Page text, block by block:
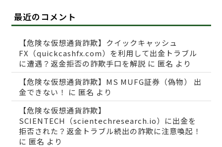
最近のコメント
【危険な仮想通貨詐欺】クイックキャッシュ
FX（quickcashfx.com）を利用して出金トラブル
に遭遇？返金拒否の詐欺手口を解説 に 匿名 より
【危険な仮想通貨詐欺】MS MUFG証券（偽物） 出
金できない！
に 匿名 より
【危険な仮想通貨詐欺】
SCIENTECH（scientechresearch.io）に出金を
拒否された？返金トラブル続出の詐欺に注意喚起！
に 匿名 より